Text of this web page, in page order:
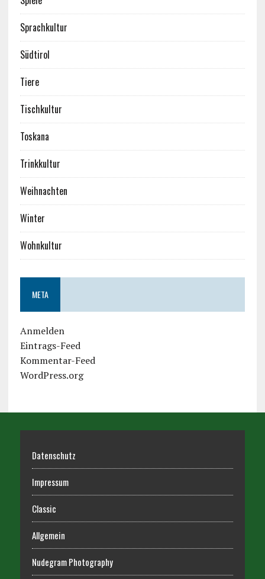
Sprachkultur
Südtirol
Tiere
Tischkultur
Toskana
Trinkkultur
Weihnachten
Winter
Wohnkultur
META
Anmelden
Eintrags-Feed
Kommentar-Feed
WordPress.org
Datenschutz
Impressum
Classic
Allgemein
Nudegram Photography